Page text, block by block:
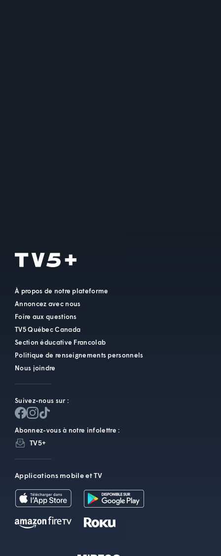
À propos de notre plateforme
Annoncez avec nous
Foire aux questions
TV5 Québec Canada
Section éducative Francolab
Politique de renseignements personnels
Nous joindre
Suivez-nous sur :
Abonnez-vous à notre infolettre :
TV5+
Applications mobile et TV